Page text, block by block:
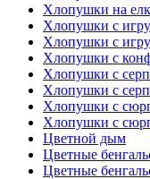
Хлопушки на
Хлопушки с
Хлопушки с
Хлопушки с
Хлопушки с
Хлопушки с
Хлопушки с
Хлопушки с
Цветной дым
Цветные
Цветные